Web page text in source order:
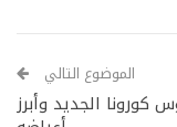
الموضوع التالي
كورونا الجديد وأبرز